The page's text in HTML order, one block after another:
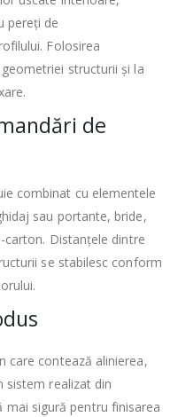
pereți de
Folosirea
structurii și la
de
combinat cu elementele
sau portante, bride,
carton. Distanțele dintre
se stabilesc conform
care contează alinierea,
sistem realizat din
sigură pentru finisarea